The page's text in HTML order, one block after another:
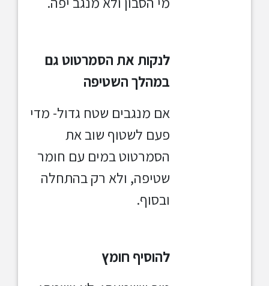
לנקות את הסמרטוט גם
במהלך השטיפה
אם מנגבים שטח גדול- מדי
פעם לשטוף שוב את
הסמרטוט במים עם חומר
שטיפה, ולא רק בהתחלה
ובסוף.
להוסיף חומץ